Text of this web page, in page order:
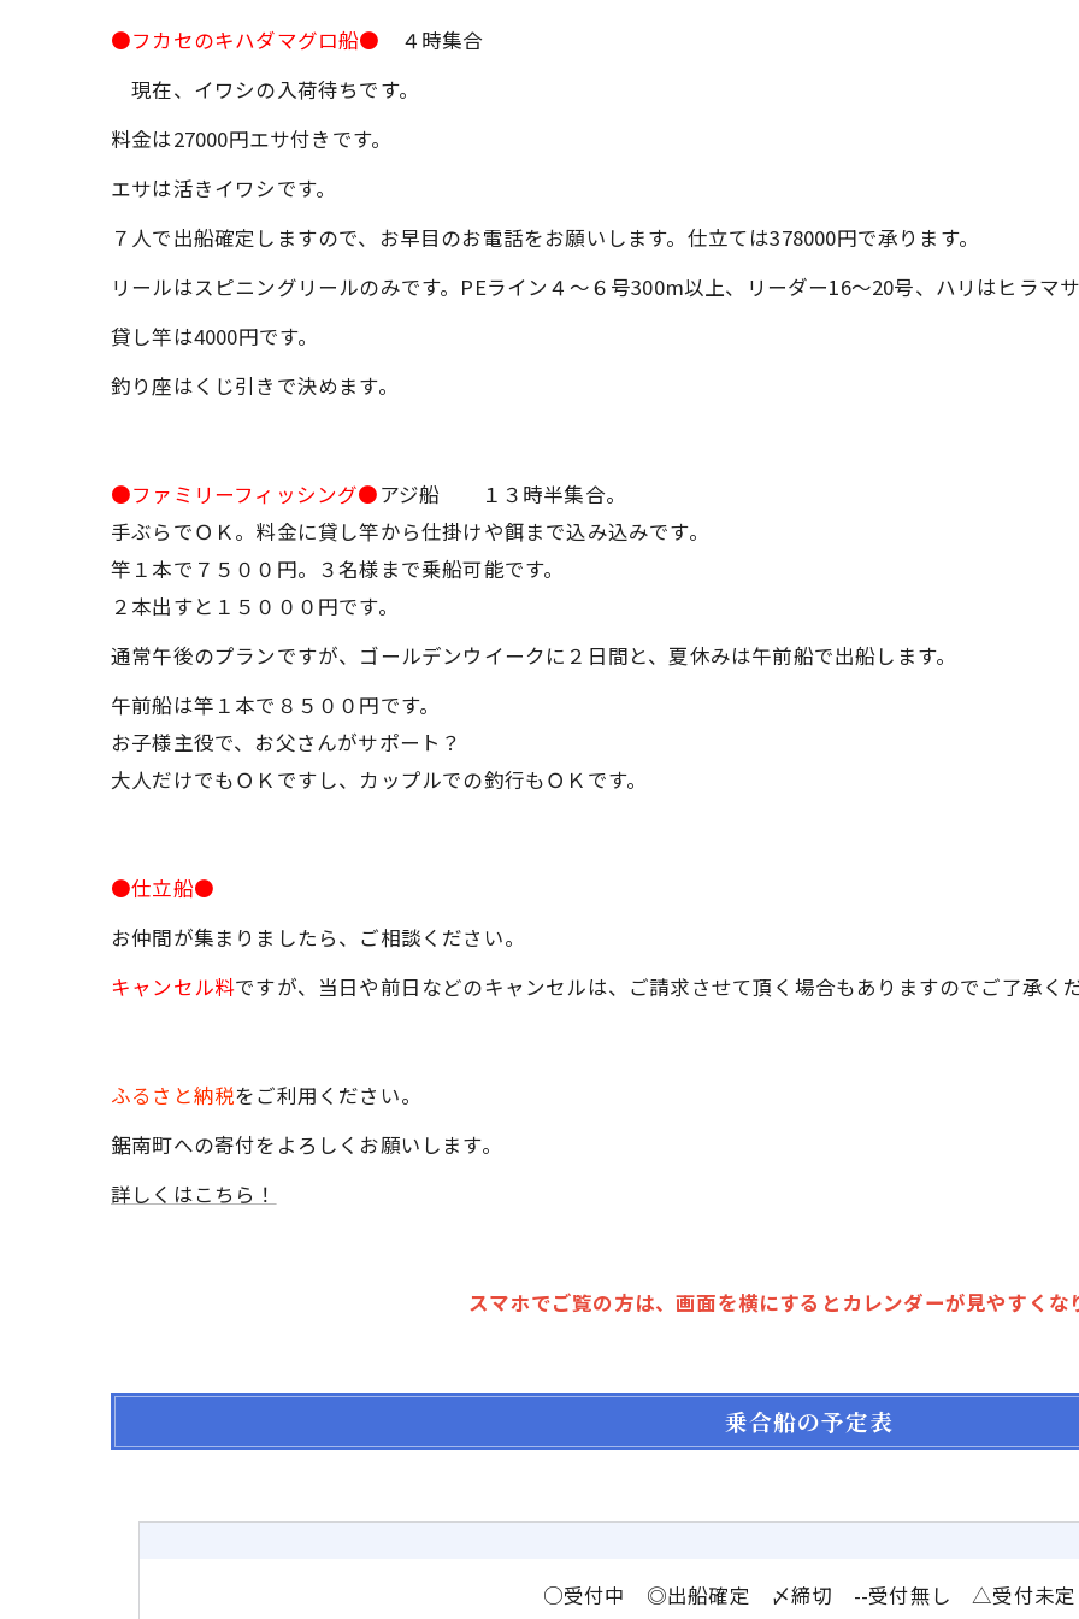
●フカセのキハダマグロ船● ４時集合
現在、イワシの入荷待ちです。
料金は27000円エサ付きです。
エサは活きイワシです。
７人で出船確定しますので、お早目のお電話をお願いします。仕立ては378000円で承ります。
リールはスピニングリールのみです。PEライン４～６号300m以上、リーダー16～20号、ハリはヒラマ
貸し竿は4000円です。
釣り座はくじ引きで決めます。
●ファミリーフィッシング●アジ船 １３時半集合。
手ぶらでＯＫ。料金に貸し竿から仕掛けや餌まで込み込みです。
竿１本で７５００円。３名様まで乗船可能です。
２本出すと１５０００円です。
通常午後のプランですが、ゴールデンウイークに２日間と、夏休みは午前船で出船します。
午前船は竿１本で８５００円です。
お子様主役で、お父さんがサポート？
大人だけでもＯＫですし、カップルでの釣行もＯＫです。
●仕立船●
お仲間が集まりましたら、ご相談ください。
キャンセル料ですが、当日や前日などのキャンセルは、ご請求させて頂く場合もありますのでご了承く
ふるさと納税をご利用ください。
鋸南町への寄付をよろしくお願いします。
詳しくはこちら！
スマホでご覧の方は、画面を横にするとカレンダーが見やすくな
乗合船の予定表
○受付中 ◎出船確定 〆締切 --受付無し △受付未定